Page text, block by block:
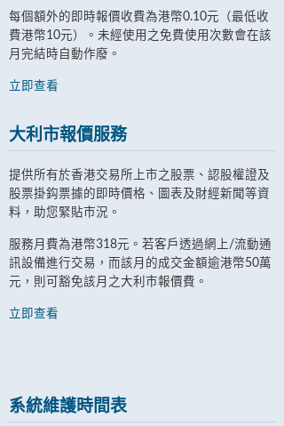
每個額外的即時報價收費為港幣0.10元（最低收
費港幣10元）。未經使用之免費使用次數會在該
月完結時自動作廢。
立即查看
大利市報價服務
提供所有於香港交易所上市之股票、認股權證及
股票掛鈎票據的即時價格、圖表及財經新聞等資
料，助您緊貼市況。
服務月費為港幣318元。若客戶透過網上/流動通
訊設備進行交易，而該月的成交金額逾港幣50萬
元，則可豁免該月之大利巿報價費。
立即查看
系統維護時間表